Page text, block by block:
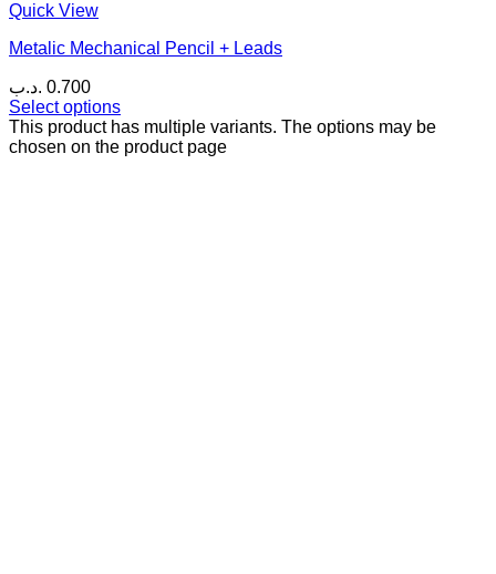
Quick View
Metalic Mechanical Pencil + Leads
0.700 .د.ب
Select options
This product has multiple variants. The options may be
chosen on the product page